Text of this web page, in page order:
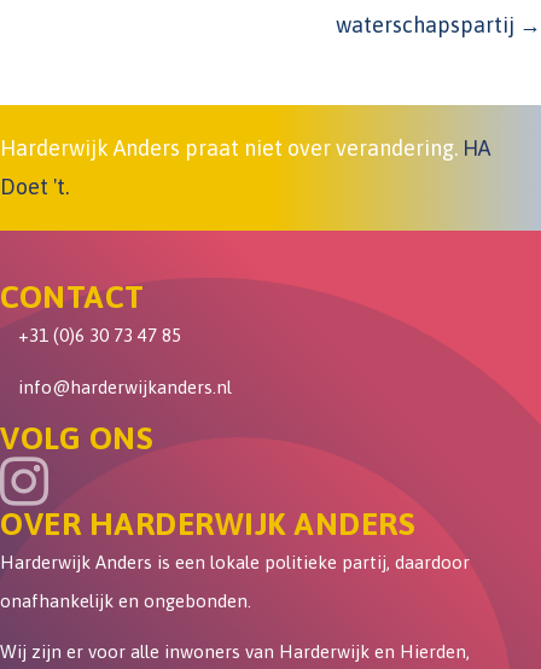
waterschapspartij →
Harderwijk Anders praat niet over verandering. HA
Doet 't.
CONTACT
+31 (0)6 30 73 47 85
info@harderwijkanders.nl
VOLG ONS
OVER HARDERWIJK ANDERS
Harderwijk Anders is een lokale politieke partij, daardoor
onafhankelijk en ongebonden.
Wij zijn er voor alle inwoners van Harderwijk en Hierden,